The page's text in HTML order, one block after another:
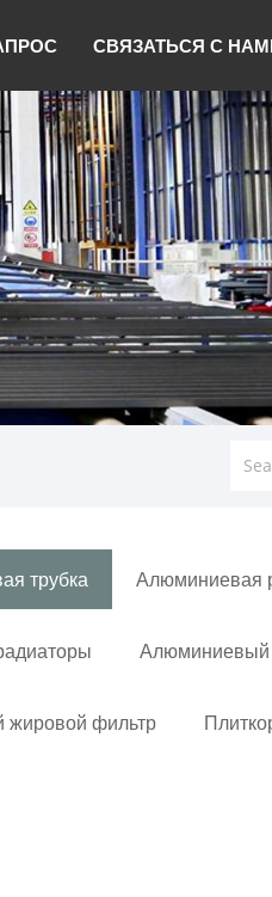
СВЯЗАТЬСЯ С
трубка Алюминиевая
Алюминиевый
жировой фильтр